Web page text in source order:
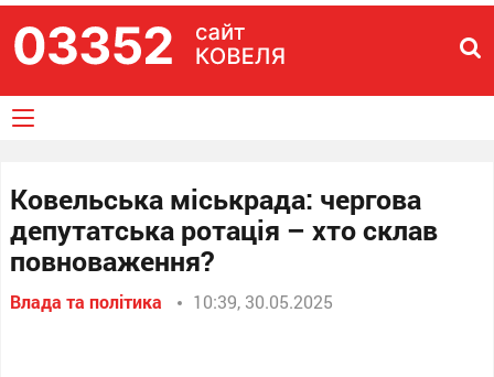
Ковельська міськрада: чергова
депутатська ротація – хто склав
повноваження?
Влада та політика 10:39, 30.05.2025